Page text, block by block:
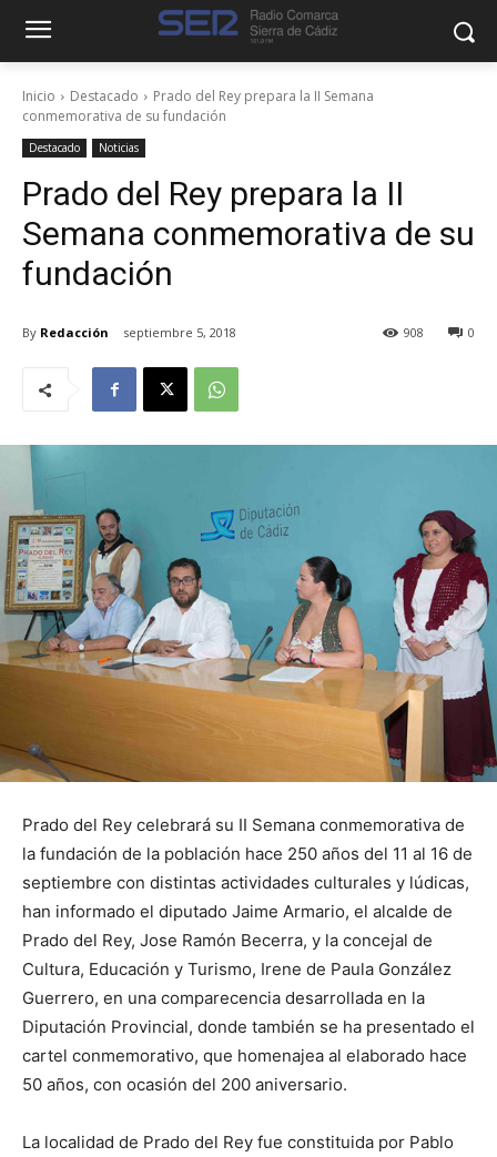
Inicio Destacado
Prado del Rey prepara la II Semana
conmemorativa de su fundación
Destacado Noticias
Prado del Rey prepara la II
Semana conmemorativa de su
fundación
By Redacción septiembre 5, 2018 0
908
Prado del Rey celebrará su II Semana conmemorativa de
la fundación de la población hace 250 años del 11 al 16 de
septiembre con distintas actividades culturales y lúdicas,
han informado el diputado Jaime Armario, el alcalde de
Prado del Rey, Jose Ramón Becerra, y la concejal de
Cultura, Educación y Turismo, Irene de Paula González
Guerrero, en una comparecencia desarrollada en la
Diputación Provincial, donde también se ha presentado el
cartel conmemorativo, que homenajea al elaborado hace
50 años, con ocasión del 200 aniversario.
La localidad de Prado del Rey fue constituida por Pablo